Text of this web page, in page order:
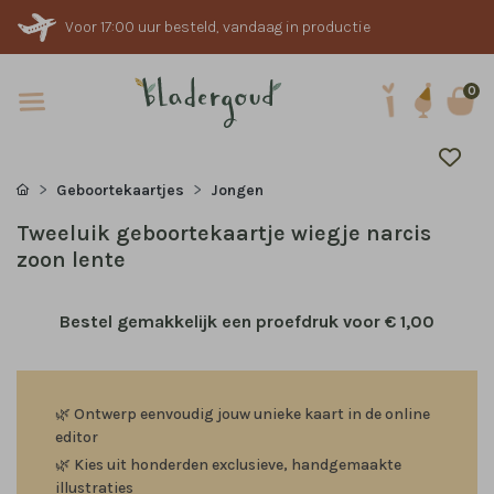
Voor 17:00 uur besteld, vandaag in productie
0
Geboortekaartjes Jongen
Tweeluik geboortekaartje wiegje narcis
zoon lente
Bestel gemakkelijk een proefdruk voor € 1,00
🌿 Ontwerp eenvoudig jouw unieke kaart in de online
editor
🌿 Kies uit honderden exclusieve, handgemaakte
illustraties